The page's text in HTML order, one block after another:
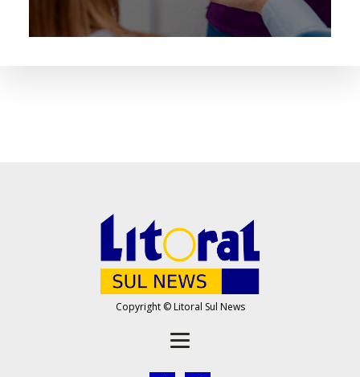
Copyright © Litoral Sul News